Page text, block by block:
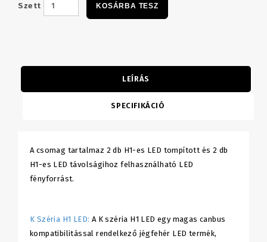
Szett KOSÁRBA TESZ
LEÍRÁS
SPECIFIKÁCIÓ
A csomag tartalmaz 2 db H1-es LED tompított és 2 db
H1-es LED távolságihoz felhasználható LED
fényforrást.
K Széria H1 LED: A K széria H1 LED egy magas canbus
kompatibilitással rendelkező jégfehér LED termék,